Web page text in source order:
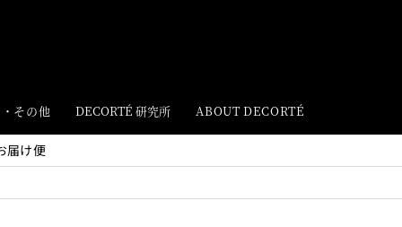
その他 DECORTÉ 研究所 ABOUT DECORTÉ
届け便